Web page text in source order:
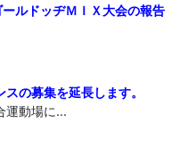
ルドッヂＭＩＸ大会の報告
の募集を延長します。
運動場に...